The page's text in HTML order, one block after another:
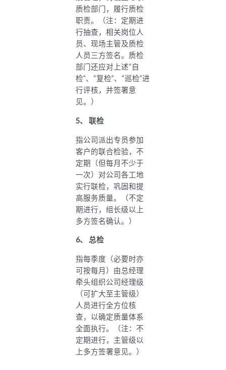
质检部门，履行质检
职责。（注：定期进
行抽查，相关岗位人
员、现场主管及质检
人员三方签名。质检
部门还应对上述“自
检”、“复检”、“巡检”进
行评核，并签署意
见。）
5、 联检
指公司派出专员参加
客户的联合检验，不
定期（但每月不少于
一次）对公司各工地
实行联检，巩固和提
高服务质量。（不定
期进行，组长级以上
多方签名确认。）
6、 总检
指每季度（必要时亦
可按每月）由总经理
牵头组织公司经理级
（可扩大至主管级）
人员进行全方位核
查，以确定质量体系
全面执行。（注：不
定期进行，主管级以
上多方签署意见。）